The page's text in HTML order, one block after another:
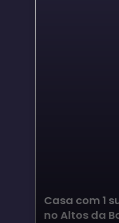
Casa com 1
no Altos da